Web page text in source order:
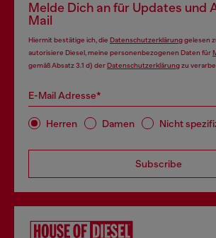
Melde Dich an für Updates und
Mail
Hiermit bestätige ich, die Datenschutzerklärunggelesen
autorisiere Diesel, meine personenbezogenen Daten für
gemäß Absatz 3.1 d) der Datenschutzerklärungzu
E-Mail Adresse*
Herren Damen Nicht
Subscribe